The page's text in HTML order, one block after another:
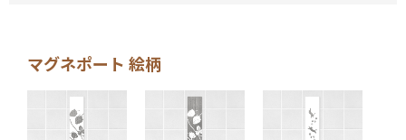
マグネポート 絵柄